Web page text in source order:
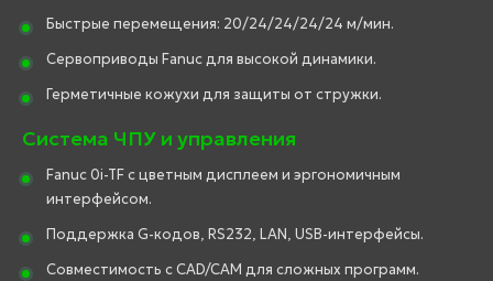
Быстрые перемещения: 20/24/24/24/24 м/мин.
Сервоприводы Fanuc для высокой динамики.
Герметичные кожухи для защиты от стружки.
Система ЧПУ и управления
Fanuc 0i-TF с цветным дисплеем и эргономичным
интерфейсом.
Поддержка G-кодов, RS232, LAN, USB-интерфейсы.
Совместимость с CAD/CAM для сложных программ.